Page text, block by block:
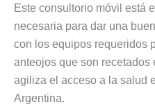
Este consultorio móvil está
necesaria para dar una
con los equipos requeridos
anteojos que son recetados
agiliza el acceso a la salud
Argentina.